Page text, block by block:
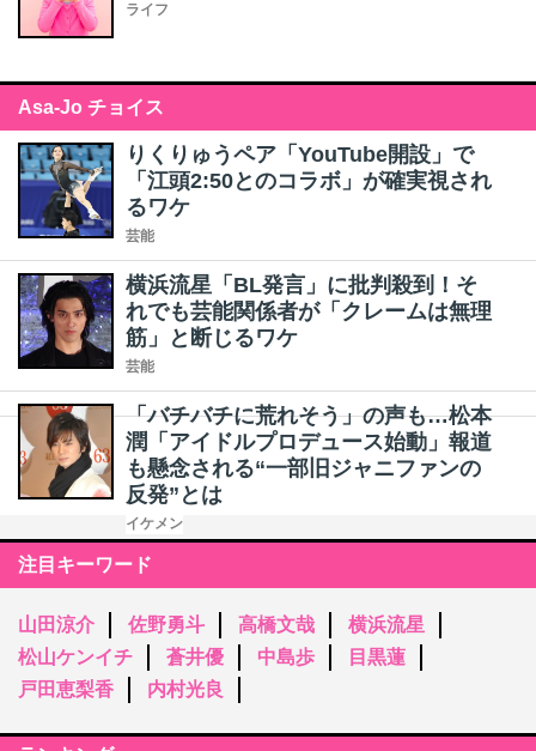
ライフ
Asa-Jo チョイス
りくりゅうペア「YouTube開設」で
「江頭2:50とのコラボ」が確実視され
るワケ
芸能
横浜流星「BL発言」に批判殺到！そ
れでも芸能関係者が「クレームは無理
筋」と断じるワケ
芸能
「バチバチに荒れそう」の声も…松本
潤「アイドルプロデュース始動」報道
も懸念される“一部旧ジャニファンの
反発”とは
イケメン
注目キーワード
山田涼介 佐野勇斗 高橋文哉
横浜流星
松山ケンイチ
蒼井優 中島歩
目黒蓮
戸田恵梨香
内村光良